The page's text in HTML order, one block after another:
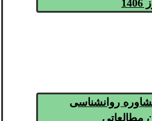
روانشناسی
مطالعاتی